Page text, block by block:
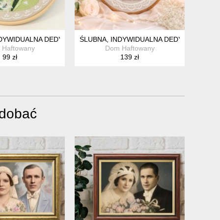
PAMIĄTKA ŚLUBNA 32
DEDYKACJA, HAFT W TAMBORKU
Haftowany
99 zł
ŚLUBNA, INDYWIDUALNA DEDYKACJA,
Dom Haftowany
139 zł